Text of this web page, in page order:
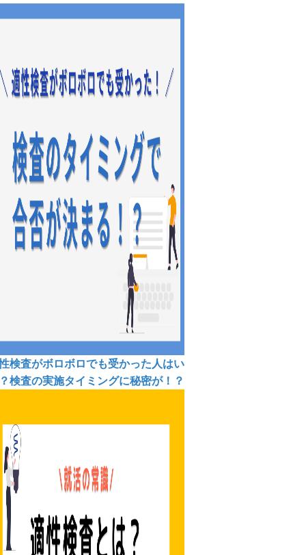
検査がボロボロでも受かった人はい
検査の実施タイミングに秘密が！？